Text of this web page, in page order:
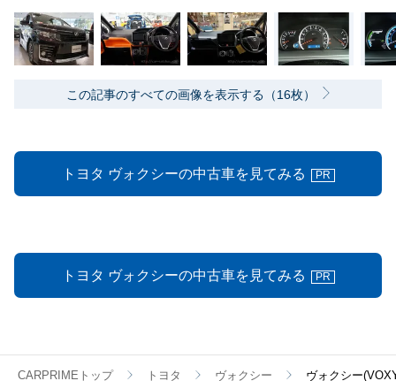
この記事のすべての画像を表示する（16枚）
トヨタ ヴォクシーの中古車を見てみる PR
トヨタ ヴォクシーの中古車を見てみる PR
CARPRIMEトップ トヨタ ヴォクシー ヴォクシー